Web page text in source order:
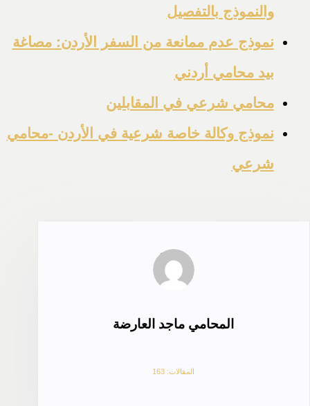
والنموذج بالتفصيل
نموذج عدم ممانعة من السفر الأردن: مصاغة
بيد محامي أردني
محامي شرعي في المقابلين
نموذج وكالة خاصة شرعية في الأردن -محامي
شرعي
المحامي ماجد العارضة
المقالات: 163